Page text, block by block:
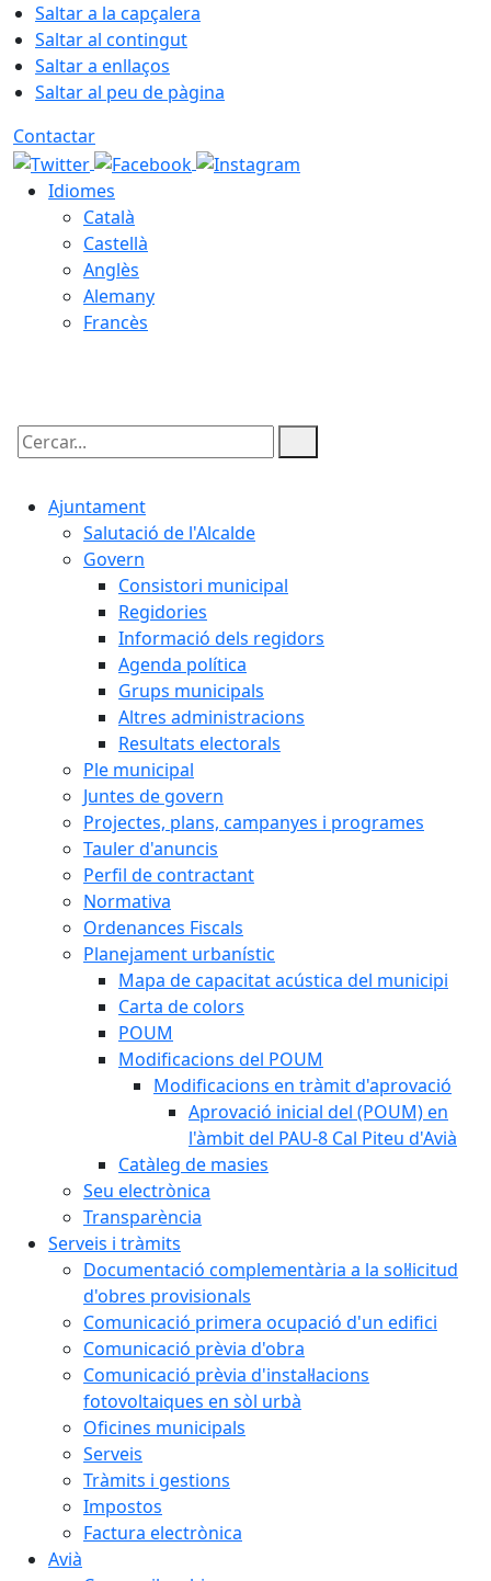
Saltar a la capçalera
Saltar al contingut
Saltar a enllaços
Saltar al peu de pàgina
Contactar
Idiomes
Català
Castellà
Anglès
Alemany
Francès
Cercar:
Ajuntament
Salutació de l'Alcalde
Govern
Consistori municipal
Regidories
Informació dels regidors
Agenda política
Grups municipals
Altres administracions
Resultats electorals
Ple municipal
Juntes de govern
Projectes, plans, campanyes i programes
Tauler d'anuncis
Perfil de contractant
Normativa
Ordenances Fiscals
Planejament urbanístic
Mapa de capacitat acústica del municipi
Carta de colors
POUM
Modificacions del POUM
Modificacions en tràmit d'aprovació
Aprovació inicial del (POUM) en
l'àmbit del PAU-8 Cal Piteu d'Avià
Catàleg de masies
Seu electrònica
Transparència
Serveis i tràmits
Documentació complementària a la sol·licitud
d'obres provisionals
Comunicació primera ocupació d'un edifici
Comunicació prèvia d'obra
Comunicació prèvia d'instal·lacions
fotovoltaiques en sòl urbà
Oficines municipals
Serveis
Tràmits i gestions
Impostos
Factura electrònica
Avià